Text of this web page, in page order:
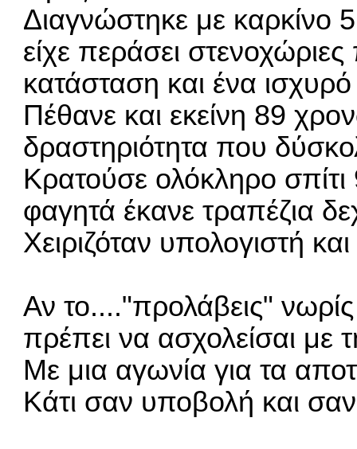
Διαγνώστηκε με καρκίνο
είχε περάσει
κατάσταση και ένα
Πέθανε και εκείνη 89
δραστηριότητα που
Κρατούσε ολόκληρο
φαγητά έκανε τραπέζια
Χειριζόταν υπολογιστή
Αν το...."προλάβεις"
πρέπει να ασχολείσαι με
Με μια αγωνία για τα
Κάτι σαν υποβολή και σαν